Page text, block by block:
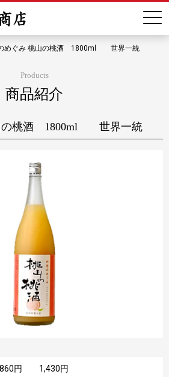
めぐみ 桃山の桃酒 1800ml 世界一統
Products
商品紹介
の桃酒 1800ml 世界一統
円 1,430円